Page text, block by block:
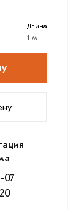
Длина
1 м
07